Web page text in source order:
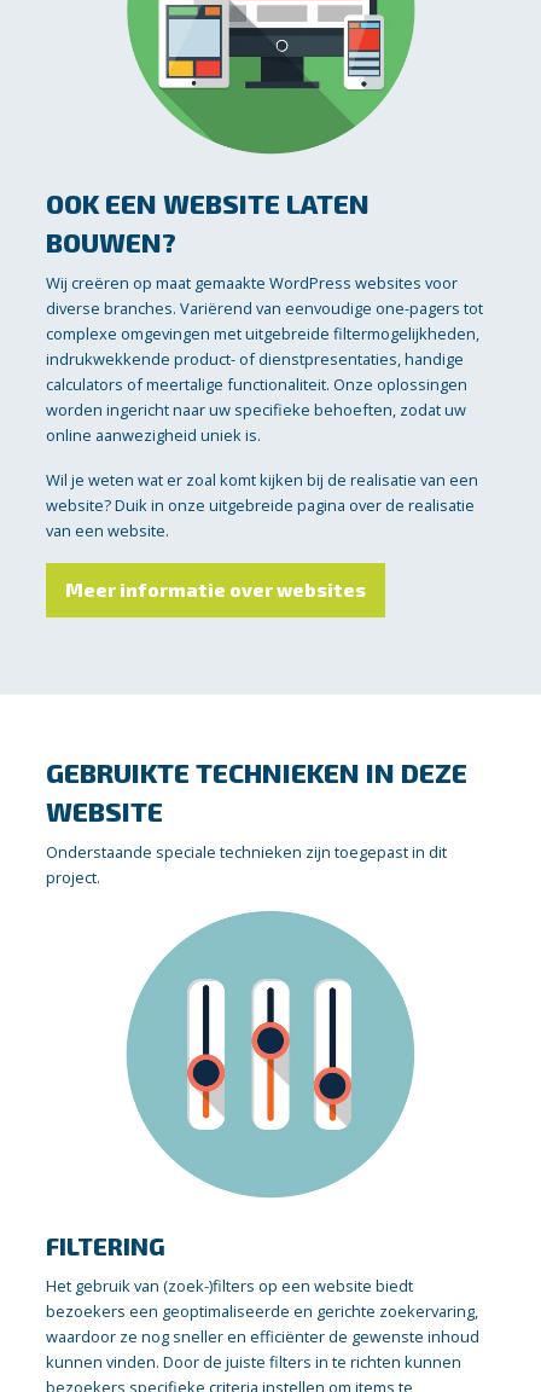
OOK EEN WEBSITE LATEN
BOUWEN?
Wij creëren op maat gemaakte WordPress websites voor
diverse branches. Variërend van eenvoudige one-pagers tot
complexe omgevingen met uitgebreide filtermogelijkheden,
indrukwekkende product- of dienstpresentaties, handige
calculators of meertalige functionaliteit. Onze oplossingen
worden ingericht naar uw specifieke behoeften, zodat uw
online aanwezigheid uniek is.
Wil je weten wat er zoal komt kijken bij de realisatie van een
website? Duik in onze uitgebreide pagina over de realisatie
van een website.
Meer informatie over websites
GEBRUIKTE TECHNIEKEN IN DEZE
WEBSITE
Onderstaande speciale technieken zijn toegepast in dit
project.
FILTERING
Het gebruik van (zoek-)filters op een website biedt
bezoekers een geoptimaliseerde en gerichte zoekervaring,
waardoor ze nog sneller en efficiënter de gewenste inhoud
kunnen vinden. Door de juiste filters in te richten kunnen
bezoekers specifieke criteria instellen om items te